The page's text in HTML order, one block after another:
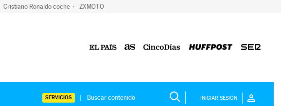
Cristiano Ronaldo coche ZXMOTO
SERVICIOS INICIAR SESIÓN